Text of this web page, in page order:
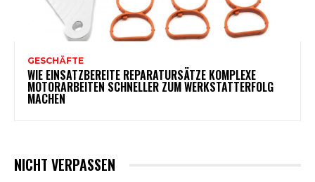
GESCHÄFTE
WIE EINSATZBEREITE REPARATURSÄTZE KOMPLEXE
MOTORARBEITEN SCHNELLER ZUM WERKSTATTERFOLG
MACHEN
NICHT VERPASSEN